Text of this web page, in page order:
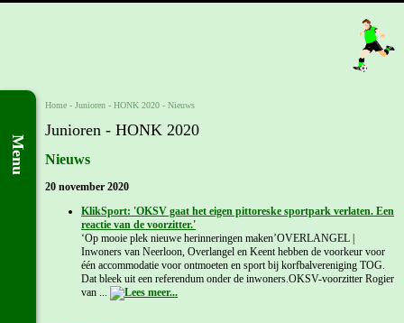
Menu
Home - Junioren - HONK 2020 - Nieuws
Junioren - HONK 2020
Nieuws
20 november 2020
KlikSport: 'OKSV gaat het eigen pittoreske sportpark verlaten. Een
reactie van de voorzitter.'
‘Op mooie plek nieuwe herinneringen maken’OVERLANGEL |
Inwoners van Neerloon, Overlangel en Keent hebben de voorkeur voor
één accommodatie voor ontmoeten en sport bij korfbalvereniging TOG.
Dat bleek uit een referendum onder de inwoners.OKSV-voorzitter Rogier
van ...